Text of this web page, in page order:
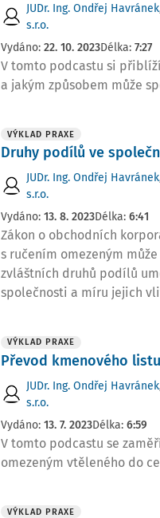
JUDr. Ing. Ondřej Havránek
s.r.o.
Vydáno: 22. 10. 2023Délka: 7:27
V tomto podcastu si
a jakým způsobem může
VÝKLAD PRAXE
Druhy podílů ve
JUDr. Ing. Ondřej Havránek
s.r.o.
Vydáno: 13. 8. 2023Délka: 6:41
Zákon o obchodních
s ručením omezeným
zvláštních druhů podílů
společnosti a míru jejich
VÝKLAD PRAXE
Převod kmenového
JUDr. Ing. Ondřej Havránek
s.r.o.
Vydáno: 13. 7. 2023Délka: 6:59
V tomto podcastu se
omezeným vtěleného do
VÝKLAD PRAXE